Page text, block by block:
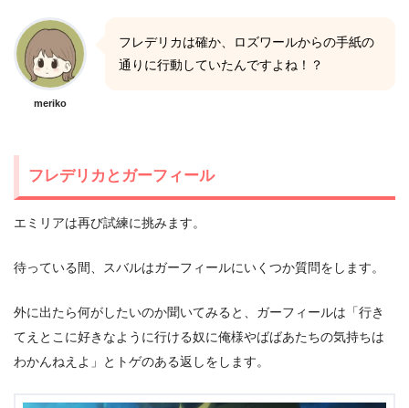
meriko
フレデリカは確か、ロズワールからの手紙の
通りに行動していたんですよね！？
フレデリカとガーフィール
エミリアは再び試練に挑みます。
待っている間、スバルはガーフィールにいくつか質問をします。
外に出たら何がしたいのか聞いてみると、ガーフィールは「行き
てえとこに好きなように行ける奴に俺様やばばあたちの気持ちは
わかんねえよ」とトゲのある返しをします。